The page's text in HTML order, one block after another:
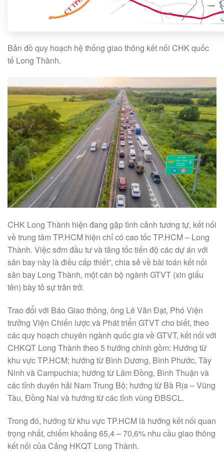
Bản đồ quy hoạch hệ thống giao thông kết nối CHK quốc
tế Long Thành.
CHK Long Thành hiện đang gặp tình cảnh tương tự, kết nối
về trung tâm TP.HCM hiện chỉ có cao tốc TP.HCM – Long
Thành. Việc sớm đầu tư và tăng tốc tiến độ các dự án với
sân bay này là điều cấp thiết”, chia sẻ về bài toán kết nối
sân bay Long Thành, một cán bộ ngành GTVT (xin giấu
tên) bày tỏ sự trăn trở.
Trao đổi với Báo Giao thông, ông Lê Văn Đạt, Phó Viện
trưởng Viện Chiến lược và Phát triển GTVT cho biết, theo
các quy hoạch chuyên ngành quốc gia về GTVT, kết nối với
CHKQT Long Thành theo 5 hướng chính gồm: Hướng từ
khu vực TP.HCM; hướng từ Bình Dương, Bình Phước, Tây
Ninh và Campuchia; hướng từ Lâm Đồng, Bình Thuận và
các tỉnh duyên hải Nam Trung Bộ; hướng từ Bà Rịa – Vũng
Tàu, Đồng Nai và hướng từ các tỉnh vùng ĐBSCL.
Trong đó, hướng từ khu vực TP.HCM là hướng kết nối quan
trọng nhất, chiếm khoảng 65,4 – 70,6% nhu cầu giao thông
kết nối của Cảng HKQT Long Thành.